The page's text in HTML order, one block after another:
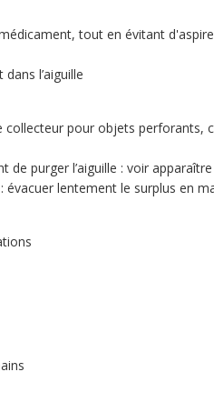
tout en évitant
l’aiguille
collecteur pour objets perforants,
purger l’aiguille : voir
lentement le surplus en